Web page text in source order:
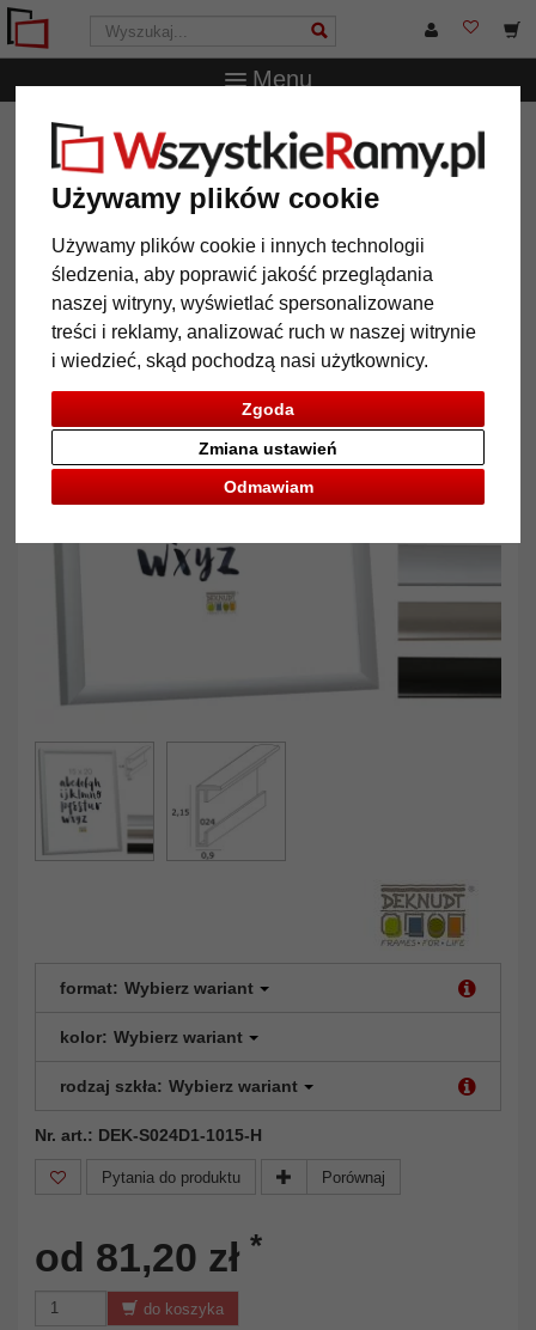
Używamy plików cookie
Używamy plików cookie i innych technologii
śledzenia, aby poprawić jakość przeglądania
naszej witryny, wyświetlać spersonalizowane
treści i reklamy, analizować ruch w naszej witrynie
i wiedzieć, skąd pochodzą nasi użytkownicy.
Zgoda
Odmawiam
Zmiana ustawień
Menu
WszystkieRamy.pl Wielkość ramy
24x30 cm
Aluminiowa rama do obrazu Julie
Aluminiowa rama do obrazu Julie
Powrót
format: Wybierz wariant
kolor: Wybierz wariant
rodzaj szkła: Wybierz wariant
Nr. art.: DEK-S024D1-1015-H
Pytania do produktu Porównaj
od 81,20 zł *
do koszyka